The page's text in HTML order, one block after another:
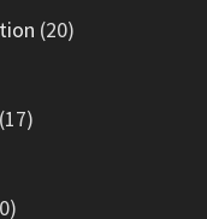
(20)
(17)